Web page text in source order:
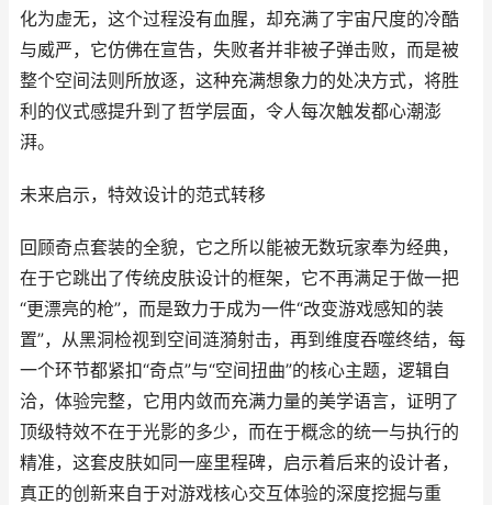
化为虚无，这个过程没有血腥，却充满了宇宙尺度的冷酷
与威严，它仿佛在宣告，失败者并非被子弹击败，而是被
整个空间法则所放逐，这种充满想象力的处决方式，将胜
利的仪式感提升到了哲学层面，令人每次触发都心潮澎
湃。
未来启示，特效设计的范式转移
回顾奇点套装的全貌，它之所以能被无数玩家奉为经典，
在于它跳出了传统皮肤设计的框架，它不再满足于做一把
“更漂亮的枪”，而是致力于成为一件“改变游戏感知的装
置”，从黑洞检视到空间涟漪射击，再到维度吞噬终结，每
一个环节都紧扣“奇点”与“空间扭曲”的核心主题，逻辑自
洽，体验完整，它用内敛而充满力量的美学语言，证明了
顶级特效不在于光影的多少，而在于概念的统一与执行的
精准，这套皮肤如同一座里程碑，启示着后来的设计者，
真正的创新来自于对游戏核心交互体验的深度挖掘与重